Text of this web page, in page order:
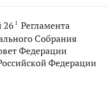
26 1 Регламента
Собрания
Федерации
Федерации